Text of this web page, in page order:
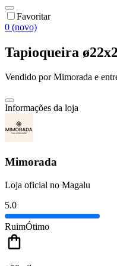
Favoritar
0 (novo)
Tapioqueira
Vendido porMimorada e
Informações da loja
Mimorada
Loja oficial no Magalu
5.0
RuimÓtimo